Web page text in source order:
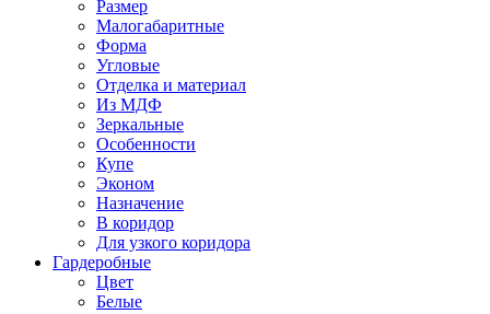
Размер
Малогабаритные
Форма
Угловые
Отделка и материал
Из МДФ
Зеркальные
Особенности
Купе
Эконом
Назначение
В коридор
Для узкого коридора
Гардеробные
Цвет
Белые